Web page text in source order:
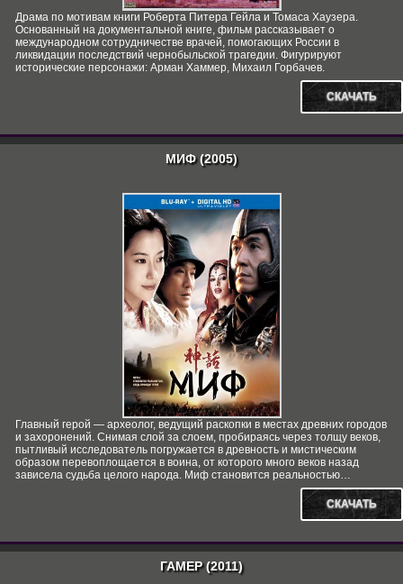
Драма по мотивам книги Роберта Питера Гейла и Томаса Хаузера.
Основанный на документальной книге, фильм рассказывает о
международном сотрудничестве врачей, помогающих России в
ликвидации последствий чернобыльской трагедии. Фигурируют
исторические персонажи: Арман Хаммер, Михаил Горбачев.
СКАЧАТЬ
МИФ (2005)
Главный герой — археолог, ведущий раскопки в местах древних городов
и захоронений. Снимая слой за слоем, пробираясь через толщу веков,
пытливый исследователь погружается в древность и мистическим
образом перевоплощается в воина, от которого много веков назад
зависела судьба целого народа. Миф становится реальностью…
СКАЧАТЬ
ГАМЕР (2011)